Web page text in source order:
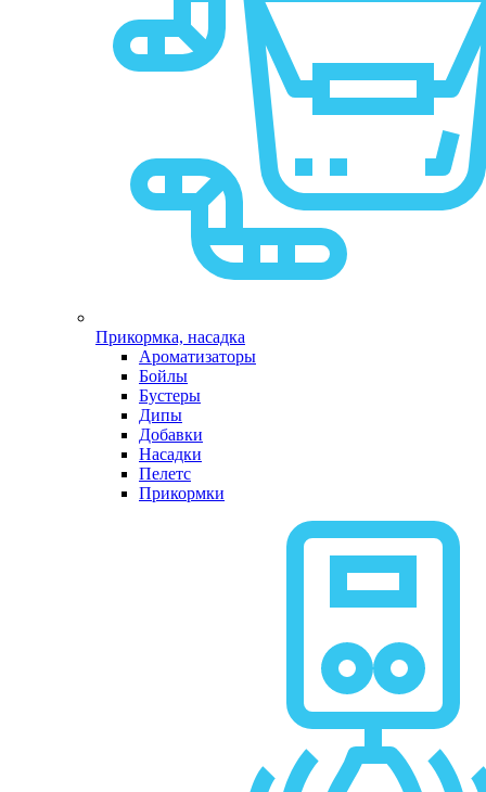
Прикормка, насадка
Ароматизаторы
Бойлы
Бустеры
Дипы
Добавки
Насадки
Пелетс
Прикормки